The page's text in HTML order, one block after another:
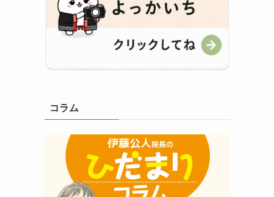
コラム